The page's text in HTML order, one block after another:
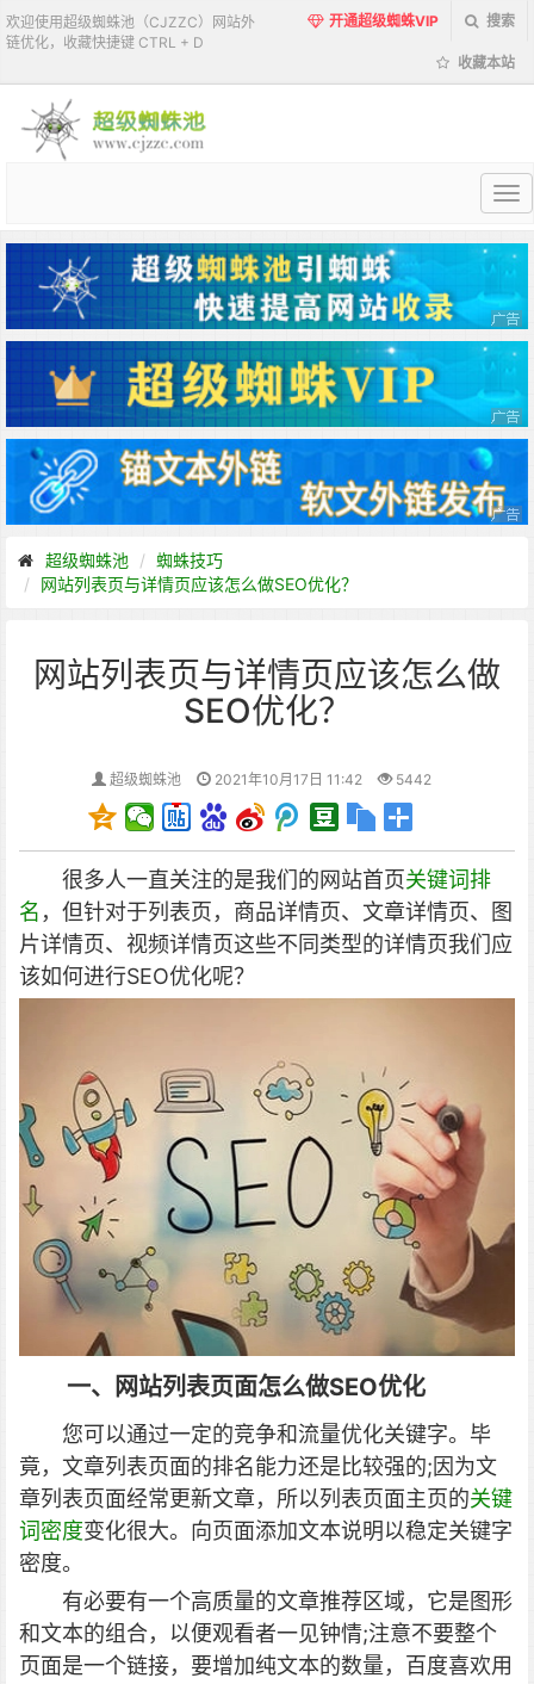
欢迎使用超级蜘蛛池（CJZZC）网站外
链优化，收藏快捷键 CTRL + D
开通超级蜘蛛VIP 搜索
收藏本站
超
蜘
蛛
池
超级蜘蛛池
蜘蛛技巧
网站列表页与详情页应该怎么做SEO优化？
网站列表页与详情页应该怎么做
SEO优化？
超级蜘蛛池 2021年10月17日 11:42 5442
很多人一直关注的是我们的网站首页关键词排
名 ，但针对于列表页，商品详情页、文章详情页、图
片详情页、视频详情页这些不同类型的详情页我们应
该如何进行SEO优化呢？
一、网站列表页面怎么做SEO优化
您可以通过一定的竞争和流量优化关键字。毕
竟，文章列表页面的排名能力还是比较强的;因为文
章列表页面经常更新文章，所以列表页面主页的关键
词密度变化很大。向页面添加文本说明以稳定关键字
密度。
有必要有一个高质量的文章推荐区域，它是图形
和文本的组合，以便观看者一见钟情;注意不要整个
页面是一个链接，要增加纯文本的数量，百度喜欢用